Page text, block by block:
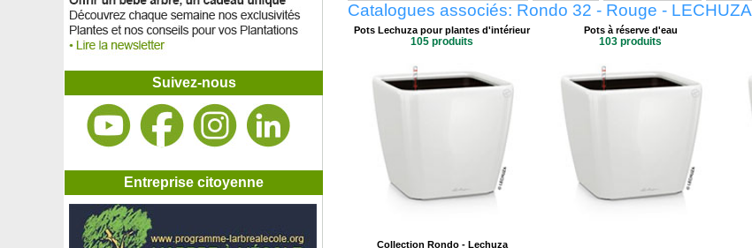
Suivez-nous
Entreprise citoyenne
Catalogues associés: Rondo 32 - Rouge - LECHUZA
Pots Lechuza pour plantes d'intérieur
105 produits
Pots à réserve d'eau
103 produits
Collection Rondo - Lechuza